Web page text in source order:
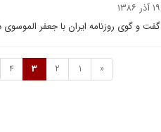
۱۹ آذر ۱۳۸۶
گفت و گوى روزنامه ايران با جعفر
«
1
2
3
4